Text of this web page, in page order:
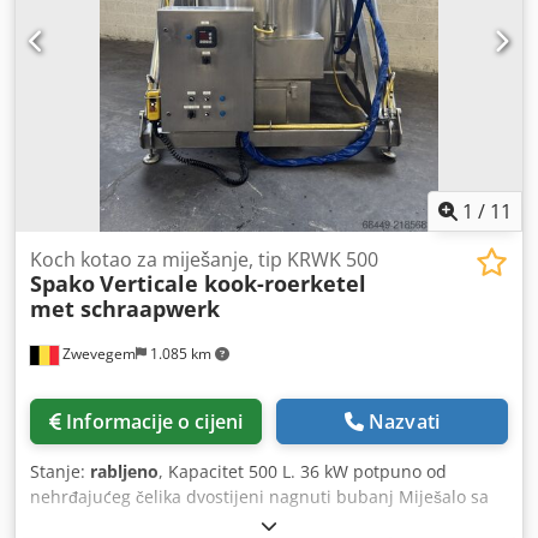
temperatura: 110°C Radni tlak spremnika: Atmosferski -
Vertikalna izvedba na kotačima - Gornji poklopac: preklopni
poklopac, 1/2 vijčani, 1/2 preklopni s uklonjivom rešetkom
od nehrđajućeg lima kao zaštita od zahvata - Donja strana:
ravan dno sa bočnim izlazom DN50 DIN11851 i disk ventil -
Priključak za miješalo na gornjem poklopcu - 2x ručke za
guranje - 1x identifikacijska pločica Propelersko miješalo
Snaga: 0,25 kW Brzina: 980 o/min Radni napon: 3-fazni
1 / 11
Zwevegem 1.085 km
Koch kotao za miješanje, tip KRWK 500
SpakoVerticale kook-roerketel
met schraapwerk
Informacije o cijeni Nazvati
Stanje: rabljeno, Kapacitet 500 L. 36 kW potpuno od
nehrđajućeg čelika dvostijeni nagnuti bubanj Miješalo sa
strugačima Dodpsy Nawhsfx Aivjck električno grijanje